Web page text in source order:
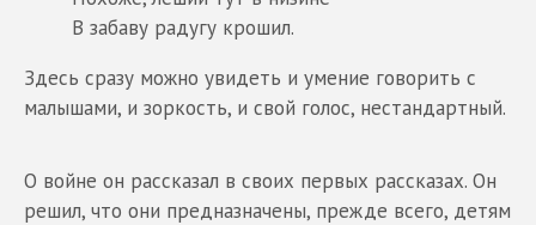
В забаву радугу крошил.
Здесь сразу можно увидеть и умение говорить с
малышами, и зоркость, и свой голос, нестандартный.
О войне он рассказал в своих первых рассказах. Он
решил, что они предназначены, прежде всего, детям